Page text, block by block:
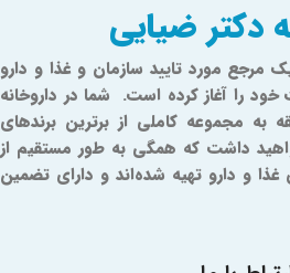
دکتر ضیایی
مرجع مورد تایید سازمان و غذا و دارو
سال 1379 فعالیت خود را آغاز کرده است. شما در داروخانه
25 سال سابقه به مجموعه کاملی از برترین برندهای
داشت که همگی به طور مستقیم از
و دارو تهیه شده‌اند و دارای تضمین